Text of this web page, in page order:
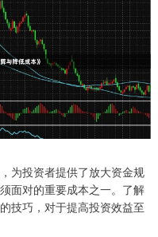
为投资者提供了放大资金规
面对的重要成本之一。了解
技巧，对于提高投资效益至